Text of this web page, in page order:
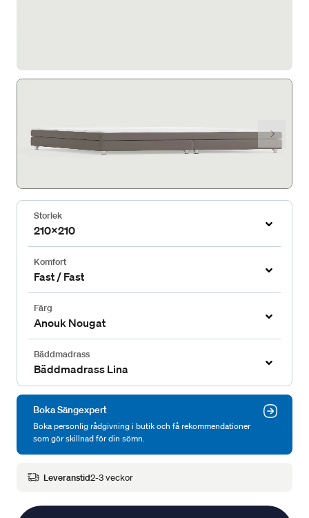
Storlek
210x210
Komfort
Fast / Fast
Färg
Anouk Nougat
Bäddmadrass
Bäddmadrass Lina
Boka Sängexpert
Boka personlig rådgivning i butik och få rekommendationer
som gör skillnad för din sömn.
Leveranstid2-3 veckor